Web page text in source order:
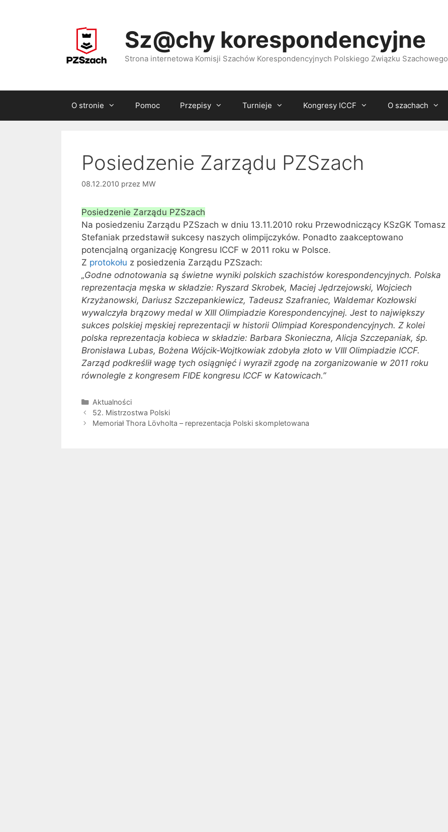
Sz@chy korespondencyjne
Strona internetowa Komisji Szachów Korespondencyjnych Polskiego Związku Szachowego
O stronie Pomoc Przepisy Turnieje Kongresy ICCF O szachach
Posiedzenie Zarządu PZSzach
08.12.2010 przez MW
Posiedzenie Zarządu PZSzach
Na posiedzeniu Zarządu PZSzach w dniu 13.11.2010 roku Przewodniczący KSzGK Tomasz
Stefaniak przedstawił sukcesy naszych olimpijczyków. Ponadto zaakceptowano
potencjalną organizację Kongresu ICCF w 2011 roku w Polsce.
Z protokołu z posiedzenia Zarządu PZSzach:
„Godne odnotowania są świetne wyniki polskich szachistów korespondencyjnych. Polska
reprezentacja męska w składzie: Ryszard Skrobek, Maciej Jędrzejowski, Wojciech
Krzyżanowski, Dariusz Szczepankiewicz, Tadeusz Szafraniec, Waldemar Kozłowski
wywalczyła brązowy medal w XIII Olimpiadzie Korespondencyjnej. Jest to największy
sukces polskiej męskiej reprezentacji w historii Olimpiad Korespondencyjnych. Z kolei
polska reprezentacja kobieca w składzie: Barbara Skonieczna, Alicja Szczepaniak, śp.
Bronisława Lubas, Bożena Wójcik-Wojtkowiak zdobyła złoto w VIII Olimpiadzie ICCF.
Zarząd podkreślił wagę tych osiągnięć i wyraził zgodę na zorganizowanie w 2011 roku
równolegle z kongresem FIDE kongresu ICCF w Katowicach.”
Kategorie
Aktualności
52. Mistrzostwa Polski
Memoriał Thora Lövholta – reprezentacja Polski skompletowana